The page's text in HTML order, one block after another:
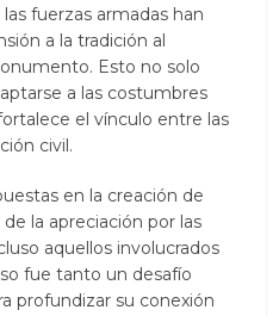
fuerzas armadas han
a la tradición al
Esto no solo
a las costumbres
el vínculo entre las
civil.
en la creación de
la apreciación por las
aquellos involucrados
fue tanto un desafío
profundizar su conexión